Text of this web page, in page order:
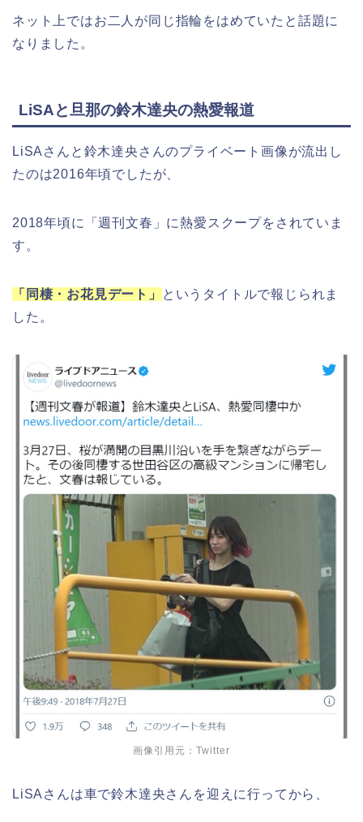
ネット上ではお二人が同じ指輪をはめていたと話題に
なりました。
LiSAと旦那の鈴木達央の熱愛報道
LiSAさんと鈴木達央さんのプライベート画像が流出し
たのは2016年頃でしたが、
2018年頃に「週刊文春」に熱愛スクープをされていま
す。
「同棲・お花見デート」
というタイトルで報じられま
した。
画像引用元：Twitter
LiSAさんは車で鈴木達央さんを迎えに行ってから、